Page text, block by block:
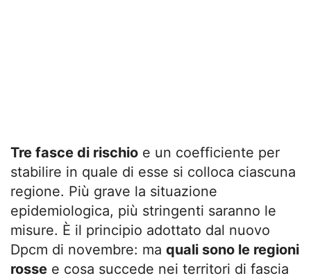
Tre fasce di rischio e un coefficiente per
stabilire in quale di esse si colloca ciascuna
regione. Più grave la situazione
epidemiologica, più stringenti saranno le
misure. È il principio adottato dal nuovo
Dpcm di novembre: ma quali sono le regioni
rosse e cosa succede nei territori di fascia